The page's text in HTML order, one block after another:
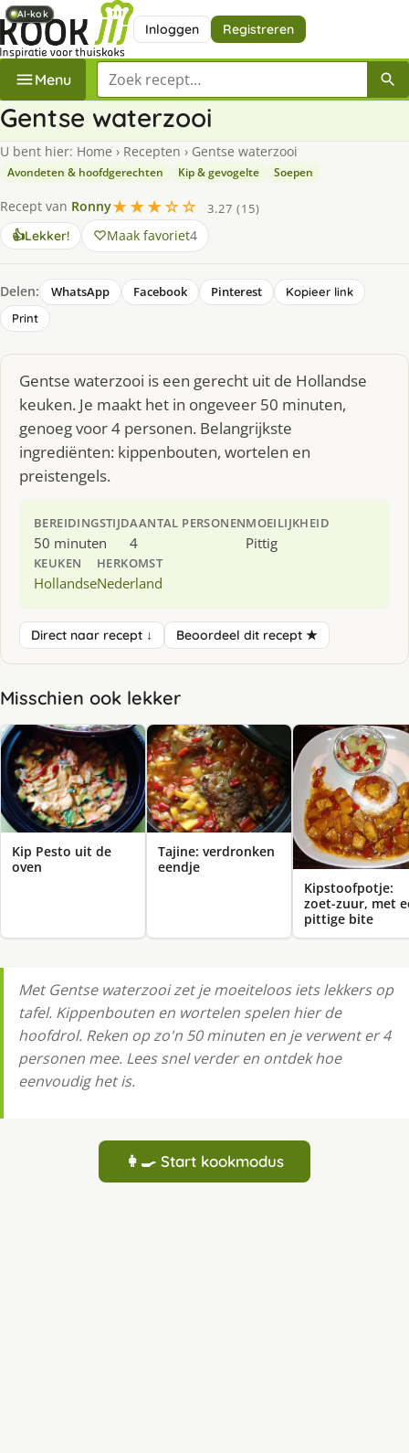
Inloggen Registreren
Menu Zoek een recept
Gentse waterzooi
U bent hier: Home › Recepten › Gentse waterzooi
Avondeten & hoofdgerechten Kip & gevogelte Soepen
Recept van Ronny★★★☆☆
3.27 (15)
👍Lekker! Maak favoriet4
Delen: WhatsApp Facebook Pinterest
Kopieer link
Print
Gentse waterzooi is een gerecht uit de Hollandse
keuken. Je maakt het in ongeveer 50 minuten,
genoeg voor 4 personen. Belangrijkste
ingrediënten: kippenbouten, wortelen en
preistengels.
BEREIDINGSTIJD
50 minuten
AANTAL PERSONEN
4
MOEILIJKHEID
Pittig
KEUKEN
Hollandse
HERKOMST
Nederland
Direct naar recept ↓ Beoordeel dit recept ★
Misschien ook lekker
Kip Pesto uit de
oven
Tajine: verdronken
eendje
Kipstoofpotje:
zoet-zuur, met
pittige bite
AI-kok
AI-kok
AI-kok
Met Gentse waterzooi zet je moeiteloos iets lekkers op
tafel. Kippenbouten en wortelen spelen hier de
hoofdrol. Reken op zo'n 50 minuten en je verwent er 4
personen mee. Lees snel verder en ontdek hoe
eenvoudig het is.
👩‍🍳 Start kookmodus